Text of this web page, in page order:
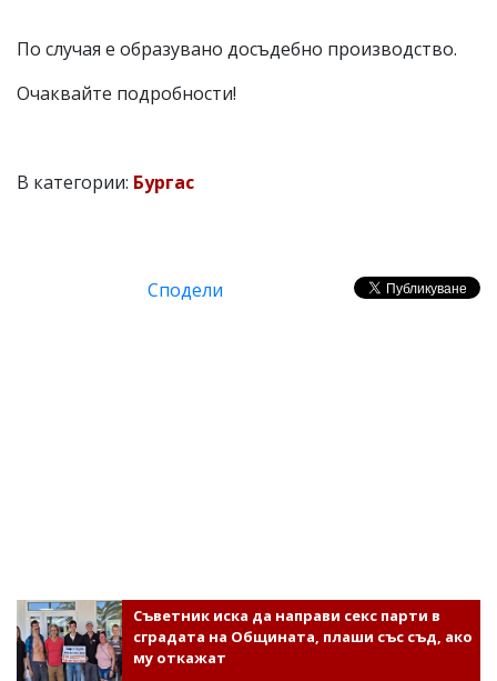
По случая е образувано досъдебно производство.
Очаквайте подробности!
В категории: Бургас
Сподели
Съветник иска да направи секс парти в
сградата на Общината, плаши със съд, ако
му откажат